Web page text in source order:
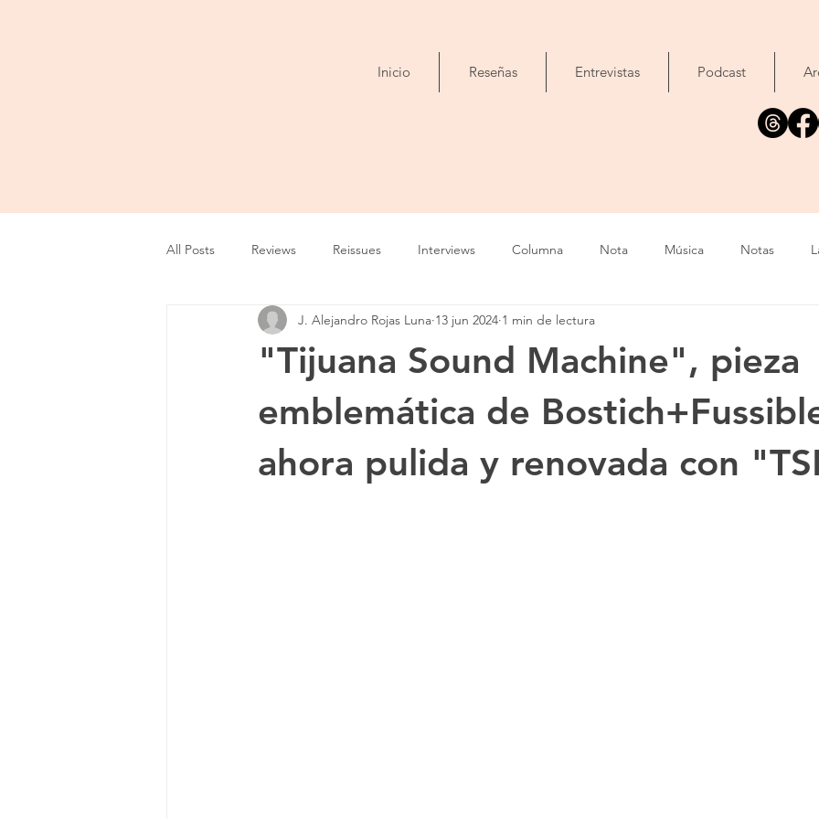
Inicio Reseñas Entrevistas Podcast
All Posts Reviews Reissues Interviews Columna Nota Música Notas
Entrevista Show Tour Cine Foto Exposición
Playlist Cómic Canción Fallecimiento IA
Documental Anime
"Tijuana Sound Machine", pieza
emblemática de
ahora pulida y renovada con
J. Alejandro Rojas Luna 13 jun 2024 1 min de lectura